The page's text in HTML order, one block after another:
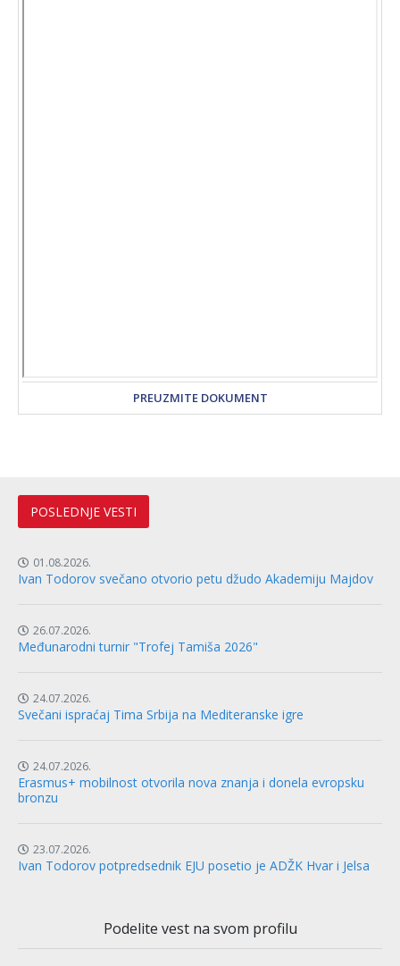
PREUZMITE DOKUMENT
POSLEDNJE VESTI
01.08.2026.
Ivan Todorov svečano otvorio petu džudo Akademiju Majdov
26.07.2026.
Međunarodni turnir "Trofej Tamiša 2026"
24.07.2026.
Svečani ispraćaj Tima Srbija na Mediteranske igre
24.07.2026.
Erasmus+ mobilnost otvorila nova znanja i donela evropsku
bronzu
23.07.2026.
Ivan Todorov potpredsednik EJU posetio je ADŽK Hvar i Jelsa
Podelite vest na svom profilu